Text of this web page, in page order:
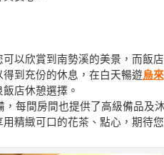
以欣賞到南勢溪的美景，而飯
到充份的休息，在白天暢遊烏來
店休憩選擇。
每間房間也提供了高級備品及
精緻可口的花茶、點心，期待